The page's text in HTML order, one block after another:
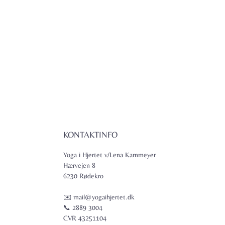
KONTAKTINFO
Yoga i Hjertet v/Lena Kammeyer
Hærvejen 8
6230 Rødekro
✉️ mail@yogaihjertet.dk
📞 2889 3004
CVR 43251104